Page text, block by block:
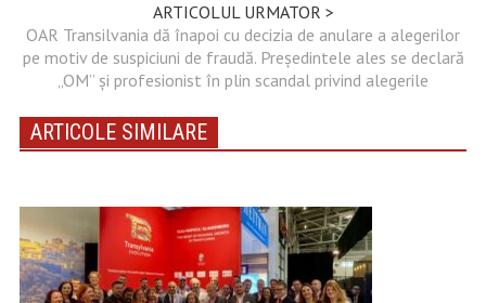
ARTICOLUL URMATOR >
OAR Transilvania dă înapoi cu decizia de anulare a alegerilor
pe motiv de suspiciuni de fraudă. Președintele ales se declară
„OM” și profesionist în plin scandal privind alegerile
ARTICOLE SIMILARE